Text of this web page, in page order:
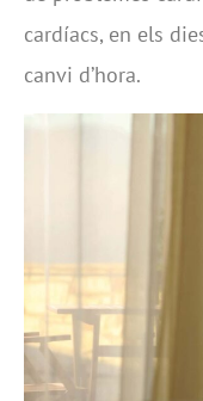
cardíacs, en els
canvi d’hora.